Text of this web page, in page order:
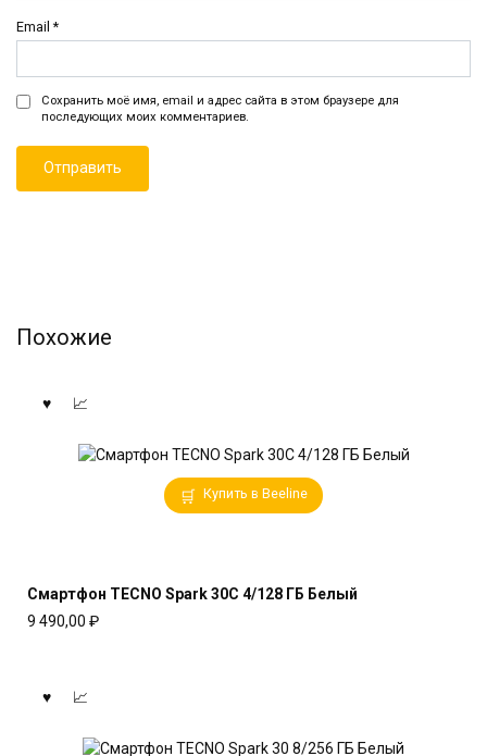
Email*
Сохранить моё имя, email и адрес сайта в этом браузере для
последующих моих комментариев.
Похожие
Купить в Beeline
Смартфон TECNO Spark 30C 4/128 ГБ Белый
9 490,00 ₽